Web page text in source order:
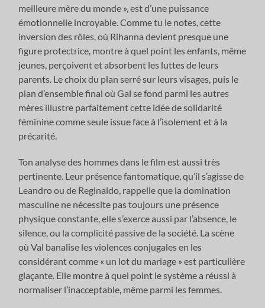
meilleure mère du monde », est d’une puissance
émotionnelle incroyable. Comme tu le notes, cette
inversion des rôles, où Rihanna devient presque une
figure protectrice, montre à quel point les enfants, même
jeunes, perçoivent et absorbent les luttes de leurs
parents. Le choix du plan serré sur leurs visages, puis le
plan d’ensemble final où Gal se fond parmi les autres
mères illustre parfaitement cette idée de solidarité
féminine comme seule issue face à l’isolement et à la
précarité.
Ton analyse des hommes dans le film est aussi très
pertinente. Leur présence fantomatique, qu’il s’agisse de
Leandro ou de Reginaldo, rappelle que la domination
masculine ne nécessite pas toujours une présence
physique constante, elle s’exerce aussi par l’absence, le
silence, ou la complicité passive de la société. La scène
où Val banalise les violences conjugales en les
considérant comme « un lot du mariage » est particulière
glaçante. Elle montre à quel point le système a réussi à
normaliser l’inacceptable, même parmi les femmes.